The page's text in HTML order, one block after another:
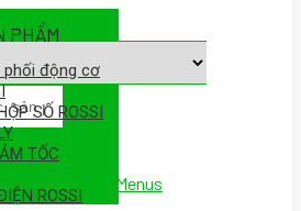
Options > Menus
PHẨM
phối động cơ
SỐ ROSSI
TỐC
ROSSI